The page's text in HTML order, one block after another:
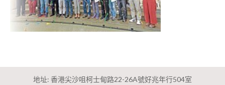
地址: 香港尖沙咀柯士甸路22-26A號好兆年行504室